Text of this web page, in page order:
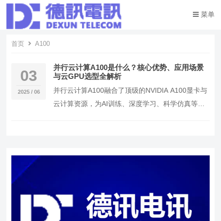
菜单
首页 A100
03
2025 / 06
并行云计算A100是什么？核心优势、应用场景
与云GPU选型全解析
并行云计算A100融合了顶级的NVIDIA A100显卡与
云计算资源，为AI训练、深度学习、科学仿真等高